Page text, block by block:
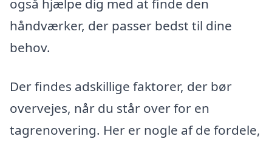
også hjælpe dig med at finde den
håndværker, der passer bedst til dine
behov.
Der findes adskillige faktorer, der bør
overvejes, når du står over for en
tagrenovering. Her er nogle af de fordele,